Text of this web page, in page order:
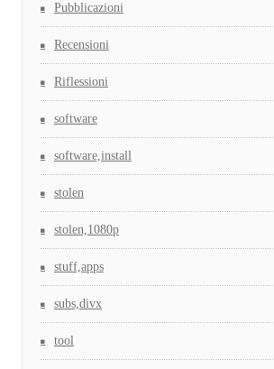
Pubblicazioni
Recensioni
Riflessioni
software
software,install
stolen
stolen,1080p
stuff,apps
subs,divx
tool